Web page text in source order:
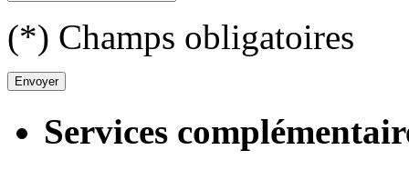
(*) Champs obligatoires
Services